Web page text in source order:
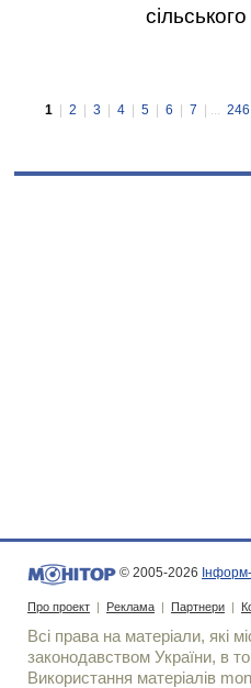
1 2 3 4 5 6 7 | ... 246
© 2005-2026 Інформ-
Про проект | Реклама | Партнери |
Всі права на матеріали, які
законодавством України, в
Використання матерiалiв